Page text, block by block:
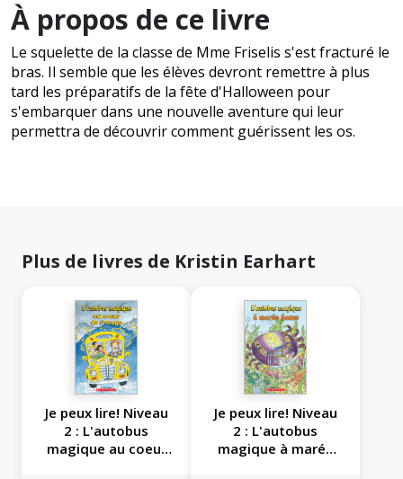
À propos de ce livre
Le squelette de la classe de Mme Friselis s'est fracturé le
bras. Il semble que les élèves devront remettre à plus
tard les préparatifs de la fête d'Halloween pour
s'embarquer dans une nouvelle aventure qui leur
permettra de découvrir comment guérissent les os.
Plus de livres de Kristin Earhart
Je peux lire! Niveau
2 : L'autobus
magique au coeur
Je peux lire! Niveau
2 : L'autobus
magique à marée